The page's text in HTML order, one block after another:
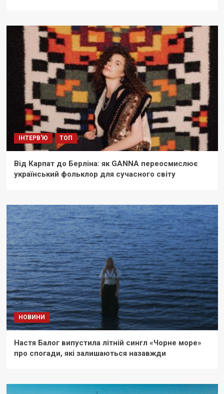
ІНТЕРВ'Ю ТОП
Від Карпат до Берліна: як GANNA переосмислює
український фольклор для сучасного світу
НОВИНИ
Настя Балог випустила літній сингл «Чорне море»
про спогади, які залишаються назавжди